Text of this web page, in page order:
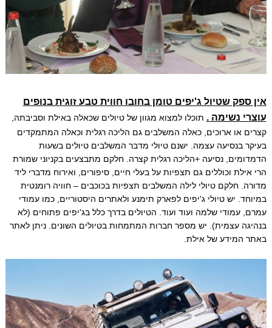
אין ספק שטיול ג'יפים טומן בחובו חווית טבע זוגית בנופים
עוצרי נשימה . תוכלו למצוא מגוון של טיולים שכאלה באילת וסביבתה,
קצרים או ארוכים, כאלה המשלבים גם הליכה רגלית וכאלה המתמקדים
בעיקר בנסיעה עצמה. ישנם טיולי מדבר המשלבים טיולים בשעות
הדמדומים, נסיעה +הליכה רגלית קצרה. חלקם מתבצעים בקניוני שמורת
הרי אילת וכוללים גם תצפיות על בעלי חיים, סיפורים, ואירוח מדברי ליד
מדורה. חלקם טיולי לילה המשלבים תצפיות בכוכבים – חוויה רומנטית
במיוחד. יש טיולי ג'יפים לפארק תימנע ולאתרים היסטוריים, כמו עמודי
עמרם, עמודי שלמה ועוד ועוד. הטיולים בדרך כלל בג'יפים פתוחים (לא
בנהיגה עצמית). יש מספר חברות המתמחות בטיולים השונים. ניתן לאתר
באתר המידע של אילת.